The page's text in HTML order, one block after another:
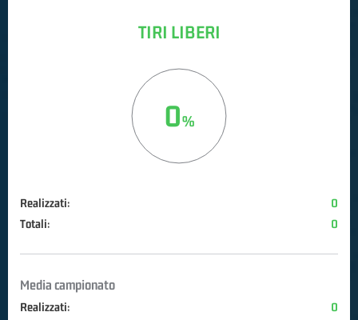
TIRI LIBERI
0
Realizzati:
0
Totali:
0
Media campionato
Realizzati:
0